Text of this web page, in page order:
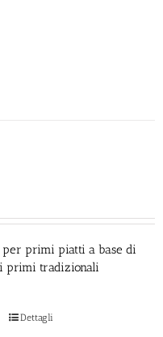
per primi piatti a base di
primi tradizionali
Dettagli